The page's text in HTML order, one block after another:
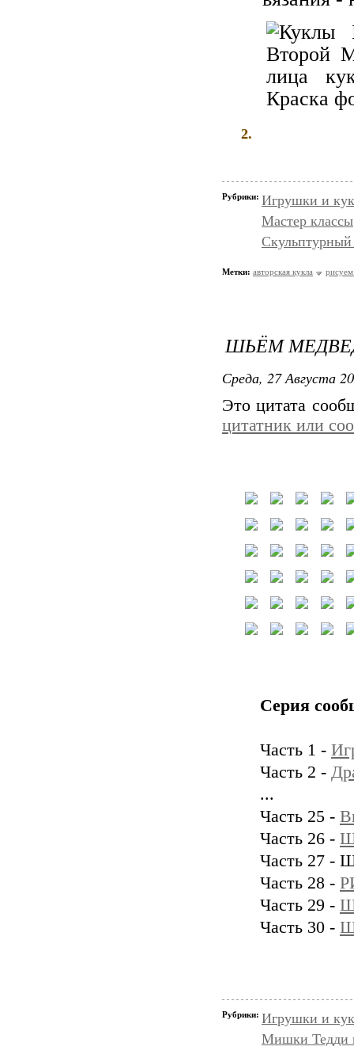
2.
Рубрики: Игрушки и
Мастер классы
Скульптурный
Метки: авторская кукла
ШЬЁМ
Среда, 27 Августа
Это цитата
цитатник или
Серия
Часть 1 -
Часть 2 -
...
Часть 25 -
Часть 26 -
Часть 27
Часть 28 -
Часть 29 -
Часть 30 -
Рубрики: Игрушки и
Мишки Тедди